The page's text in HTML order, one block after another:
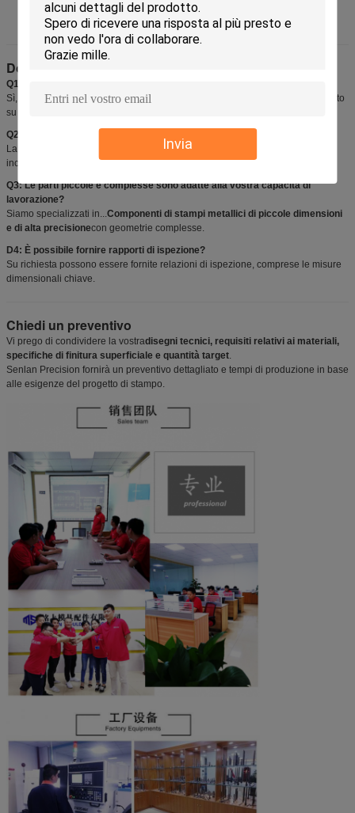
Invia
Parti di stampi ad iniezione a macchina CNC
Domande frequenti (FAQ)
Q1: Puoi produrre parti rigorosamente secondo i nostri disegni?
Sì, tutte le parti sono prodotte sotto una
modello basato
su disegni forniti dal cliente.
Q2: Quali livelli di finitura superficiale è possibile raggiungere?
La finitura superficiale è personalizzata in base ai requisiti dello stampo,
incluse finiture lucide adatte per parti in plastica visibili.
Q3: Le parti piccole e complesse sono adatte alla vostra capacità di
lavorazione?
Siamo specializzati in...Componenti di stampi metallici di piccole dimensioni
e di alta precisionecon geometrie complesse.
D4: È possibile fornire rapporti di ispezione?
Su richiesta possono essere fornite relazioni di ispezione, comprese le misure
dimensionali chiave.
Chiedi un preventivo
Vi prego di condividere la vostradisegni tecnici, requisiti relativi ai materiali,
specifiche di finitura superficiale e quantità target.
Senlan Precision fornirà un preventivo dettagliato e tempi di produzione in base
alle esigenze del progetto di stampo.